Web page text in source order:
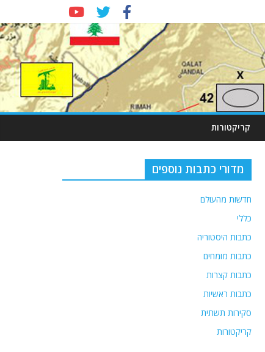
קריקטורות
מדורי כתבות נוספים
חדשות מהעולם
כללי
כתבות היסטוריה
כתבות מומחים
כתבות קצרות
כתבות ראשיות
סקירות תשתית
קריקטורות